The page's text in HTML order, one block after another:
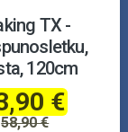
TX -
120cm
€
58,90 €